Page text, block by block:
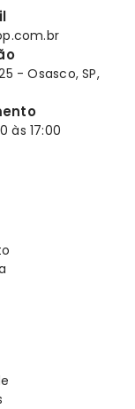
- Osasco, SP,
às 17:00